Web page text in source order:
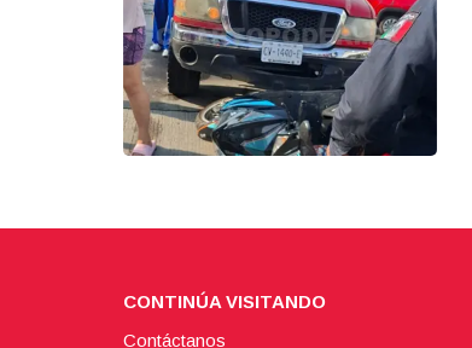
CONTINÚA VISITANDO
Contáctanos